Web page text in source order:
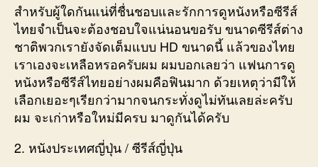
สำหรับผู้ใดกันแน่ที่ชื่นชอบและรักการดูหนังหรือซีรีส์
ไทยจำเป็นจะต้องชอบใจแน่นอนขอรับ ขนาดซีรีส์ต่าง
ชาติพวกเรายังจัดเต็มแบบ HD ขนาดนี้ แล้วของไทย
เราเองจะเหลือหรอครับผม ผมบอกเลยว่า แฟนการดู
หนังหรือซีรีส์ไทยอย่างผมคือฟินมาก ด้วยเหตุว่ามีให้
เลือกเยอะๆเรียกว่ามากจนกระทั่งดูไม่ทันเลยล่ะครับ
ผม จะเก่าหรือใหม่มีครบ มาดูกันได้ครับ
2. หนังประเทศญี่ปุ่น / ซีรีส์ญี่ปุ่น